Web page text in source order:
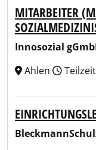
MITARBEITER
Innosozial
Ahlen
Teilzeit